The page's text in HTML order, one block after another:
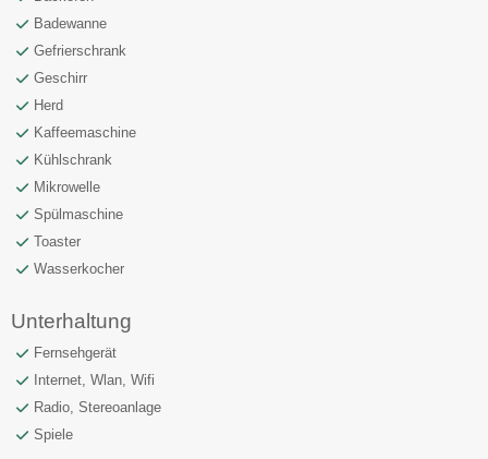
Badewanne
Gefrierschrank
Geschirr
Herd
Kaffeemaschine
Kühlschrank
Mikrowelle
Spülmaschine
Toaster
Wasserkocher
Unterhaltung
Fernsehgerät
Internet, Wlan, Wifi
Radio, Stereoanlage
Spiele